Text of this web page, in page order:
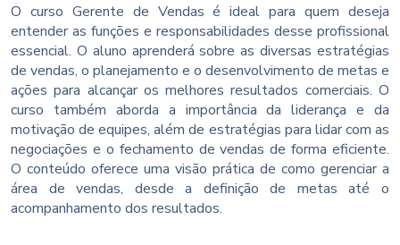
O curso Gerente de Vendas é ideal para quem deseja
entender as funções e responsabilidades desse profissional
essencial. O aluno aprenderá sobre as diversas estratégias
de vendas, o planejamento e o desenvolvimento de metas e
ações para alcançar os melhores resultados comerciais. O
curso também aborda a importância da liderança e da
motivação de equipes, além de estratégias para lidar com as
negociações e o fechamento de vendas de forma eficiente.
O conteúdo oferece uma visão prática de como gerenciar a
área de vendas, desde a definição de metas até o
acompanhamento dos resultados.